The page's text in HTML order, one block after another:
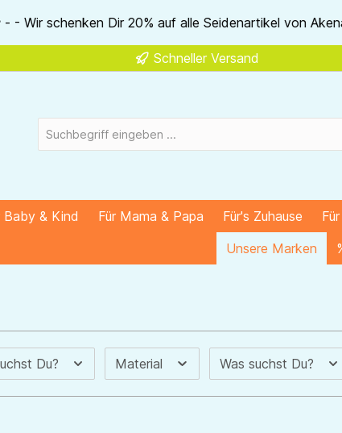
alle Seidenartikel von Akena - - ❤ - - 20% auf
Schneller Versand
Baby & Kind Für Mama & Papa Für's Zuhause
Unsere Marken
Du? Material Was suchst Du?